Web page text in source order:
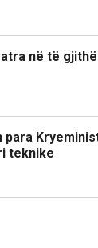
në të
teknike